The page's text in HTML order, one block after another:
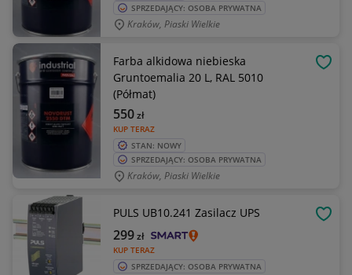
SPRZEDAJĄCY: OSOBA PRYWATNA
Kraków, Piaski Wielkie
Farba alkidowa niebieska
Gruntoemalia 20 L, RAL 5010
(Półmat)
KUP TERAZ
550zł
STAN: NOWY
SPRZEDAJĄCY: OSOBA PRYWATNA
Kraków, Piaski Wielkie
PULS UB10.241 Zasilacz UPS
KUP TERAZ
299zł
SPRZEDAJĄCY: OSOBA PRYWATNA